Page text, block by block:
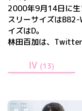
2000年9月14日に
スリーサイズは
イズはD。
林田百加は、 Twitter
IV (13)